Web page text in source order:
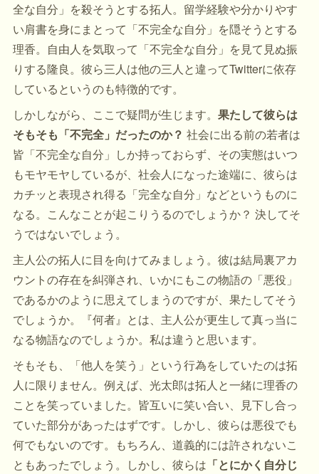
全な自分」を殺そうとする拓人。留学経験や分かりやす
い肩書を身にまとって「不完全な自分」を隠そうとする
理香。自由人を気取って「不完全な自分」を見て見ぬ振
りする隆良。彼ら三人は他の三人と違ってTwitterに依存
しているというのも特徴的です。
しかしながら、ここで疑問が生じます。果たして彼らは
そもそも「不完全」だったのか？ 社会に出る前の若者は
皆「不完全な自分」しか持っておらず、その実態はいつ
もモヤモヤしているが、社会人になった途端に、彼らは
カチッと表現され得る「完全な自分」などというものに
なる。こんなことが起こりうるのでしょうか？ 決してそ
うではないでしょう。
主人公の拓人に目を向けてみましょう。彼は結局裏アカ
ウントの存在を糾弾され、いかにもこの物語の「悪役」
であるかのように思えてしまうのですが、果たしてそう
でしょうか。『何者』とは、主人公が更生して真っ当に
なる物語なのでしょうか。私は違うと思います。
そもそも、「他人を笑う」という行為をしていたのは拓
人に限りません。例えば、光太郎は拓人と一緒に理香の
ことを笑っていました。皆互いに笑い合い、見下し合っ
ていた部分があったはずです。しかし、彼らは悪役でも
何でもないのです。もちろん、道義的には許されないこ
ともあったでしょう。しかし、彼らは 「とにかく自分じ